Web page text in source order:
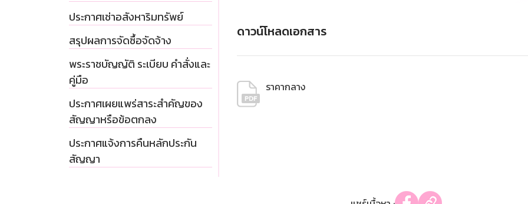
ประกาศเช่าอสังหาริมทรัพย์
สรุปผลการจัดซื้อจัดจ้าง
พระราชบัญญัติ ระเบียบ คำสั่งและ
คู่มือ
ประกาศเผยแพร่สาระสำคัญของ
สัญญาหรือข้อตกลง
ประกาศแจ้งการคืนหลักประกัน
สัญญา
ดาวน์โหลดเอกสาร
ราคากลาง